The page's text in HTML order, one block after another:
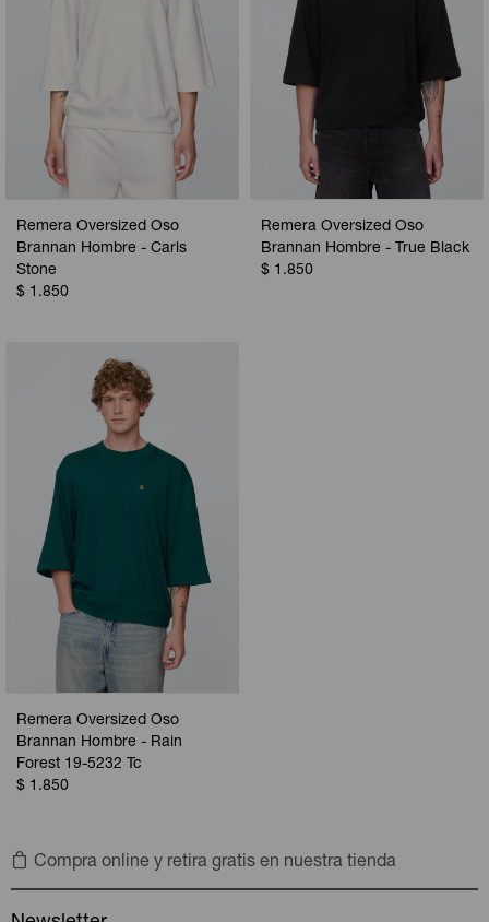
Remera Oversized Oso
Brannan Hombre - Carls
Stone
$ 1.850
Remera Oversized Oso
Brannan Hombre - True Black
$ 1.850
Remera Oversized Oso
Brannan Hombre - Rain
Forest 19-5232 Tc
$ 1.850
Compra online y retira gratis en nuestra tienda